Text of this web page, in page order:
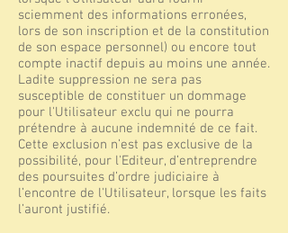
sciemment des informations erronées,
lors de son inscription et de la constitution
de son espace personnel) ou encore tout
compte inactif depuis au moins une année.
Ladite suppression ne sera pas
susceptible de constituer un dommage
pour l'Utilisateur exclu qui ne pourra
prétendre à aucune indemnité de ce fait.
Cette exclusion n’est pas exclusive de la
possibilité, pour l'Editeur, d’entreprendre
des poursuites d’ordre judiciaire à
l’encontre de l'Utilisateur, lorsque les faits
l’auront justifié.